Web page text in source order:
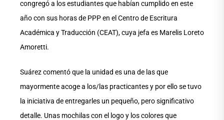
congregó a los estudiantes que habían cumplido en este
año con sus horas de PPP en el Centro de Escritura
Académica y Traducción (CEAT), cuya jefa es Marelis Loreto
Amoretti.
Suárez comentó que la unidad es una de las que
mayormente acoge a los/las practicantes y por ello se tuvo
la iniciativa de entregarles un pequeño, pero significativo
detalle. Unas mochilas con el logo y los colores que